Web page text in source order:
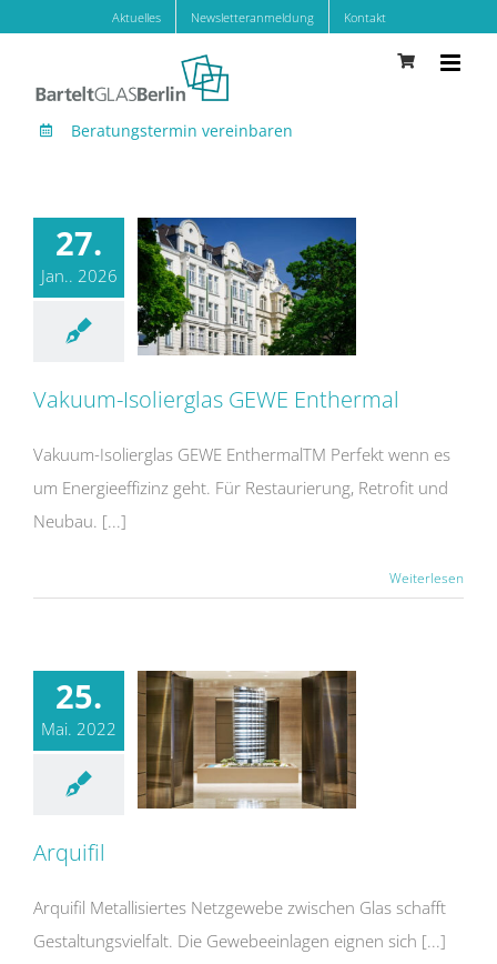
springen
Aktuelles Newsletteranmeldung Kontakt
Beratungstermin vereinbaren
27.
Jan.. 2026
Vakuum-Isolierglas GEWE Enthermal
Vakuum-Isolierglas GEWE EnthermalTM Perfekt wenn es
um Energieeffizinz geht. Für Restaurierung, Retrofit und
Neubau. [...]
Weiterlesen
25.
Mai. 2022
Arquifil
Arquifil Metallisiertes Netzgewebe zwischen Glas schafft
Gestaltungsvielfalt. Die Gewebeeinlagen eignen sich [...]